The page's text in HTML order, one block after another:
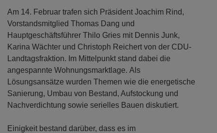
Am 14. Februar trafen sich Präsident Joachim Rind,
Vorstandsmitglied Thomas Dang und
Hauptgeschäftsführer Thilo Gries mit Dennis Junk,
Karina Wächter und Christoph Reichert von der CDU-
Landtagsfraktion. Im Mittelpunkt stand dabei die
angespannte Wohnungsmarktlage. Als
Lösungsansätze wurden Themen wie die energetische
Sanierung, Umbau von Bestand, Aufstockung und
Nachverdichtung sowie serielles Bauen diskutiert.
Einigkeit bestand darüber, dass es im